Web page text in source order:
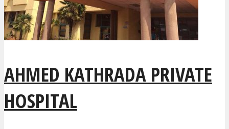
AHMED KATHRADA PRIVATE
HOSPITAL